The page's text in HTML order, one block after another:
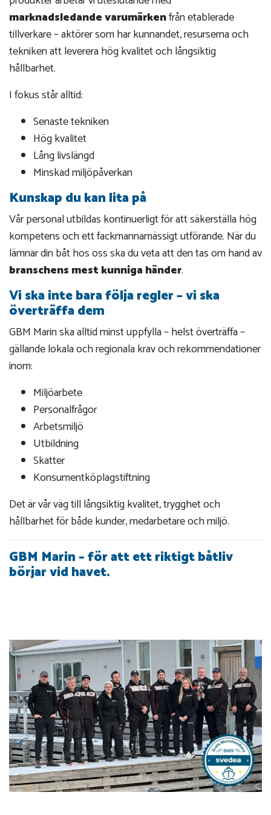
marknadsledande varumärkenfrån etablerade
tillverkare – aktörer som har kunnandet, resurserna och
tekniken att leverera hög kvalitet och långsiktig
hållbarhet.
I fokus står alltid:
Senaste tekniken
Hög kvalitet
Lång livslängd
Minskad miljöpåverkan
Kunskap du kan lita på
Vår personal utbildas kontinuerligt för att säkerställa hög
kompetens och ett fackmannamässigt utförande. När du
lämnar din båt hos oss ska du veta att den tas om hand av
branschens mest kunniga händer.
Vi ska inte bara följa regler – vi ska
överträffa dem
GBM Marin ska alltid minst uppfylla – helst överträffa –
gällande lokala och regionala krav och rekommendationer
inom:
Miljöarbete
Personalfrågor
Arbetsmiljö
Utbildning
Skatter
Konsumentköplagstiftning
Det är vår väg till långsiktig kvalitet, trygghet och
hållbarhet för både kunder, medarbetare och miljö.
GBM Marin – för att ett riktigt båtliv
börjar vid havet.